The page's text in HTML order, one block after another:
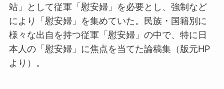
站」として従軍「慰安婦」を必要とし、強制など
により「慰安婦」を集めていた。民族・国籍別に
様々な出自を持つ従軍「慰安婦」の中で、特に日
本人の「慰安婦」に焦点を当てた論稿集（版元HP
より）。